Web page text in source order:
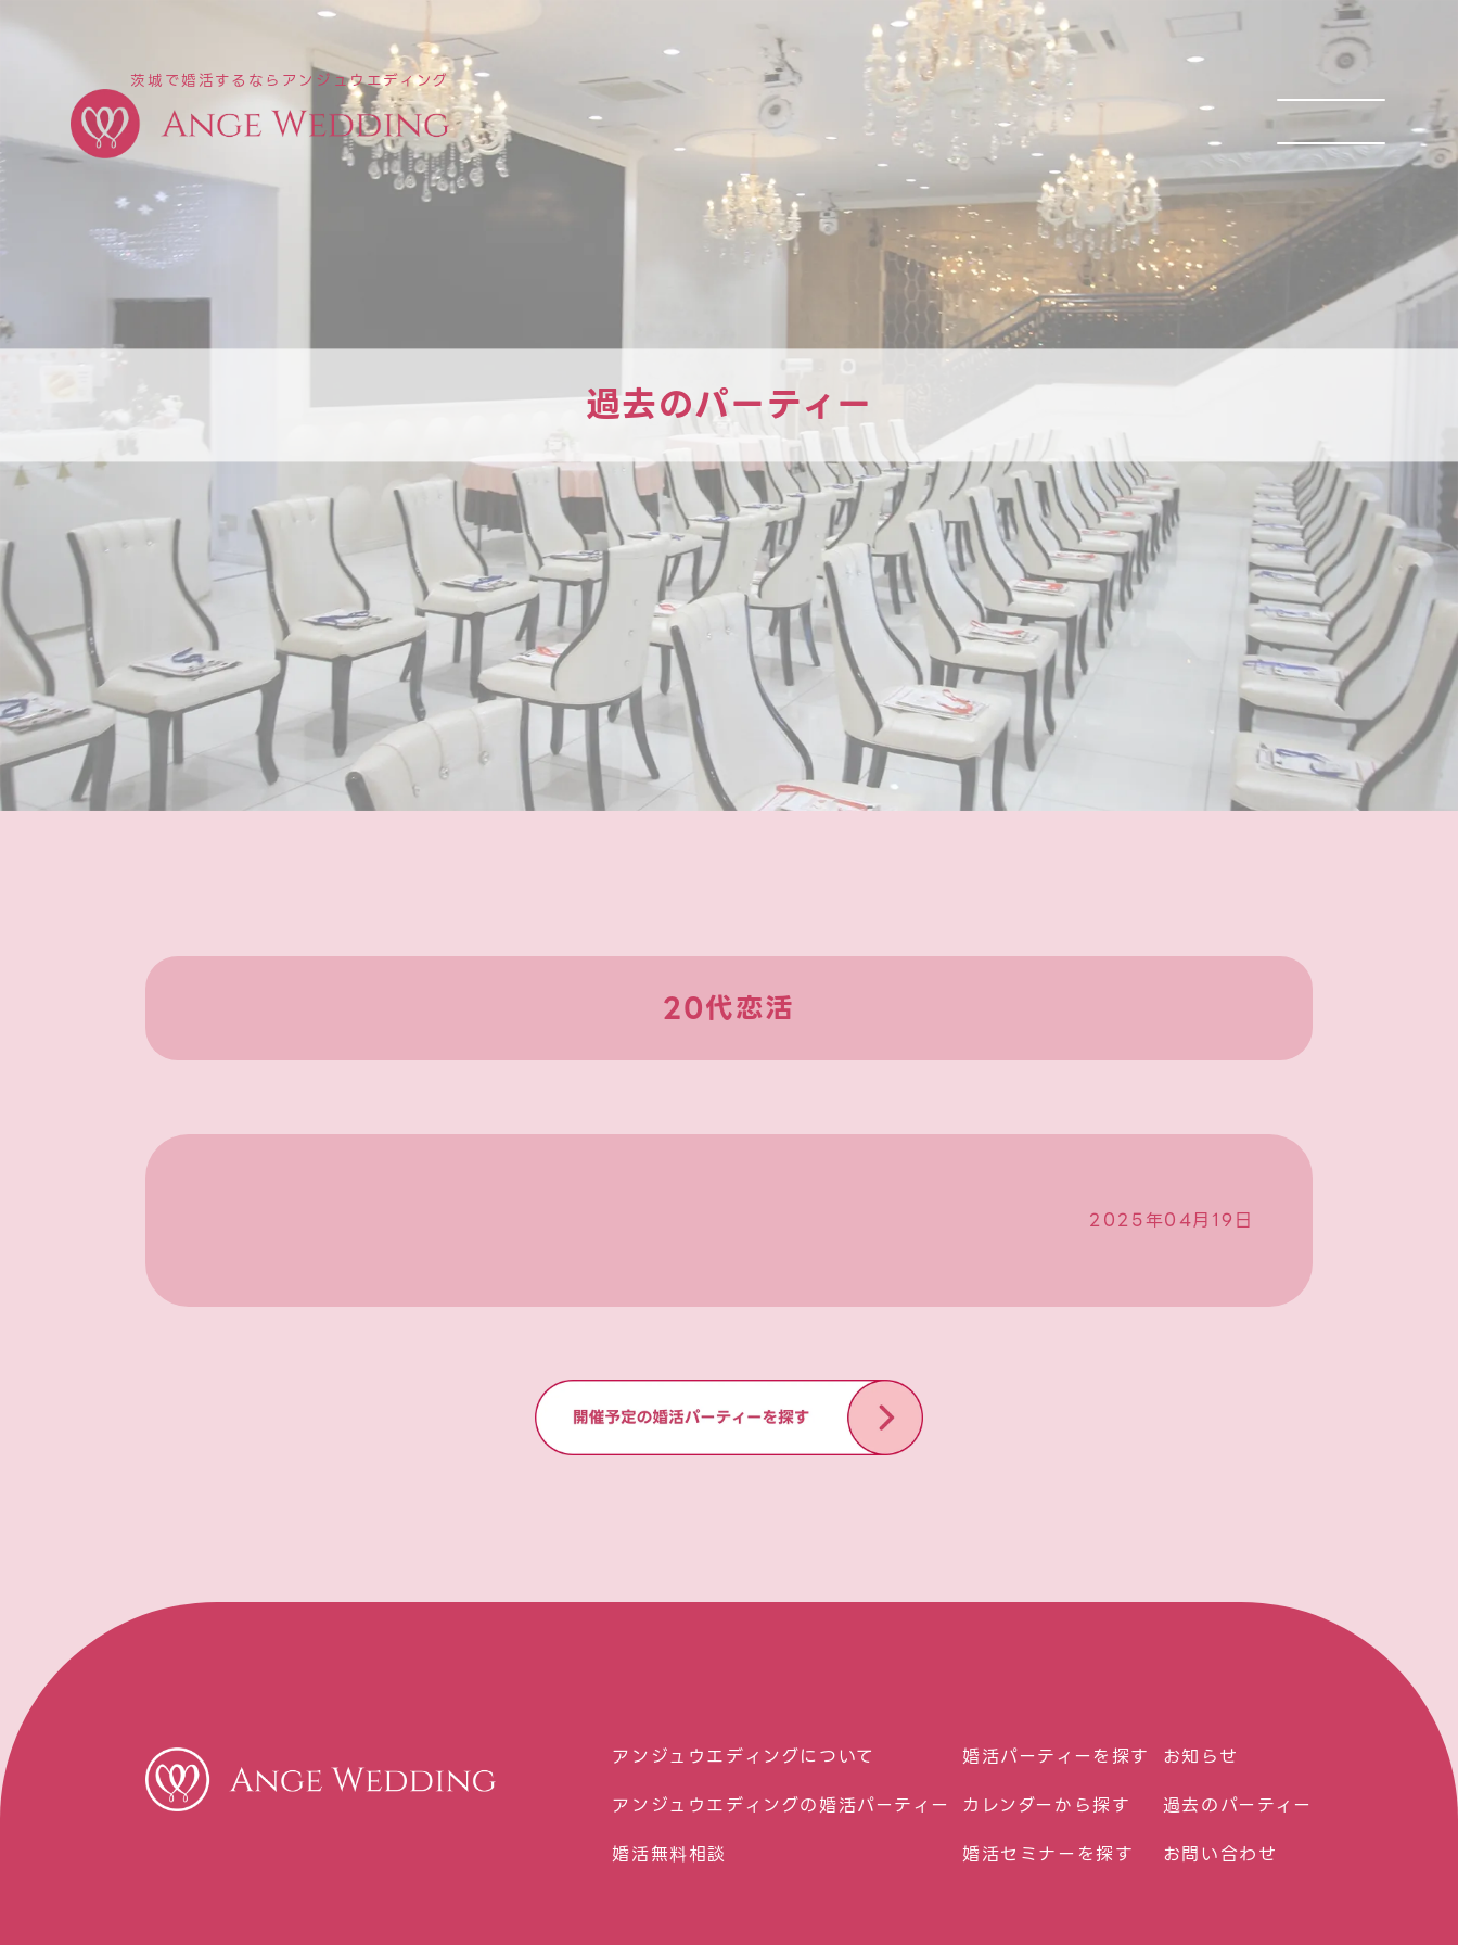
茨城で婚活するならアンジュウエディング
過去のパーティー
20代恋活
2025年04月19日
アンジュウエディングについて
アンジュウエディングの婚活パーティー
婚活無料相談
婚活パーティーを探す
カレンダーから探す
婚活セミナーを探す
お知らせ
過去のパーティー
お問い合わせ